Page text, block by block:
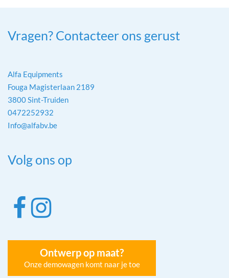
Vragen? Contacteer ons gerust
Alfa Equipments
Fouga Magisterlaan 2189
3800 Sint-Truiden
0472252932
Info@alfabv.be
Volg ons op
Ontwerp op maat?
Onze demowagen komt naar je toe